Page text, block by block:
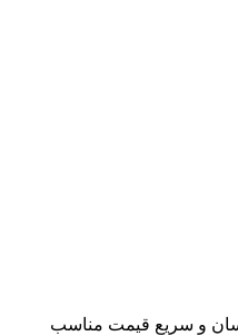
و سریع قیمت مناسب